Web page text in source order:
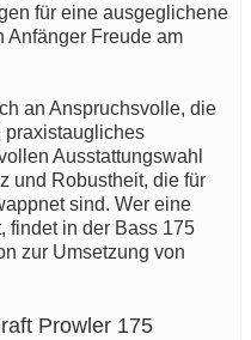
für eine ausgeglichene
Anfänger Freude am
an Anspruchsvolle, die
praxistaugliches
Ausstattungswahl
und Robustheit, die für
sind. Wer eine
findet in der Bass 175
zur Umsetzung von
Prowler 175